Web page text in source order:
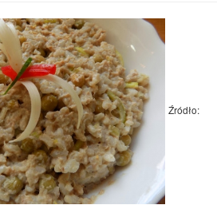
Źródło: